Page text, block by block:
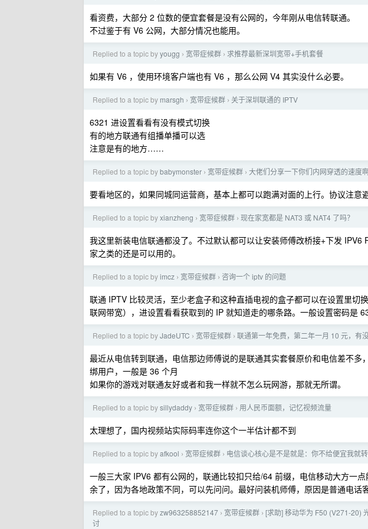
看资费，大部分 2 位数的便宜套餐是没有公网的，今年刚从电信转联通。
不过鉴于有 V6 公网，大部分情况也能用。
Replied to a topic byyougg › 宽带症候群 › 求推荐最新深圳宽带+手机套餐
如果有 V6 ，使用环境客户端也有 V6 ，那么公网 V4 其实没什么必要。
Replied to a topic by marsgh › 宽带症候群 › 关于深圳联通的 IPTV
6321 进设置看看有没有模式切换
有的地方联通有组播单播可以选
注意是有的地方……
Replied to a topic bybabymonster › 宽带症候群 › 大佬们分享一下你们内网穿透的速度
要看地区的，如果同城同运营商，基本上都可以跑满对面的上行。协议注意
Replied to a topic byxianzheng › 宽带症候群 › 现在家宽都是 NAT3 或 NAT4 了吗？
我这里新装电信联通都没了。不过默认都可以让安装师傅改桥接+下发 IPV6
家之类的还是可以用的。
Replied to a topic byimcz › 宽带症候群 › 咨询一个 iptv 的问题
联通 IPTV 比较灵活，至少老盒子和这种直插电视的盒子都可以在设置里切
联网带宽），进设置看看获取到的 IP 就知道走的哪条路。一般设置密码是
Replied to a topic byJadeUTC › 宽带症候群 › 联通第一年免费，第二年一月 10 元，有
最近从电信转到联通，电信那边师傅说的是联通其实套餐原价和电信差不多
绑用户，一般是 36 个月
如果你的游戏对联通友好或者和我一样就不怎么玩网游，那就无所谓。
Replied to a topic bysillydaddy › 宽带症候群 › 用人民币面额，记忆视频流量
太理想了，国内视频站实际码率连你这个一半估计都不到
Replied to a topic byafkool › 宽带症候群 › 电信谈心核心是不是就是：你不给便宜我就转
一般三大家 IPV6 都有公网的，联通比较扣只给/64 前缀，电信移动大方一
余了，因为各地政策不同，可以先问问。最好问装机师傅，原因是普通电
Replied to a topic byzw963258852147 › 宽带症候群 › [求助] 移动华为 F50 (V271-20)
讨